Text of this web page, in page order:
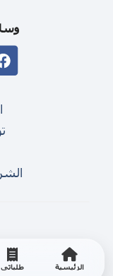
الرئيسية طلباتي